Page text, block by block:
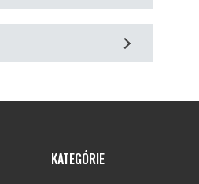
, súbory
DXF,STEP), popisu
online prístupu do
KATEGÓRIE